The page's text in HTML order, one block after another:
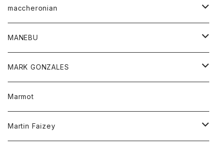
ベスト
セーター
チュニック
ワンピース
Tシャツ
カットソー
シャツ
ロングスリーブテーシャツ
maccheronian
靴
MANEBU
靴
MARK GONZALES
トップス
Tシャツ
Marmot
Martin Faizey